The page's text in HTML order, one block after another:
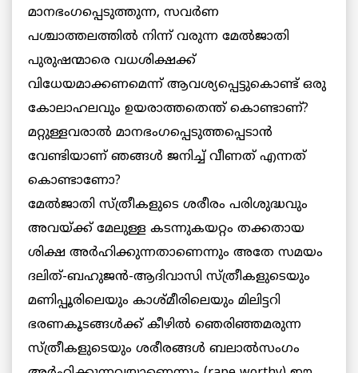
മാനഭംഗപ്പെടുത്തുന്ന, സവര്‍ണ
പശ്ചാത്തലത്തില്‍ നിന്ന് വരുന്ന മേല്‍ജാതി
പുരുഷന്മാരെ വധശിക്ഷക്ക്
വിധേയമാക്കണമെന്ന് ആവശ്യപ്പെട്ടുകൊണ്ട് ഒരു
കോലാഹലവും ഉയരാത്തതെന്ത് കൊണ്ടാണ്?
മറ്റുള്ളവരാല്‍ മാനഭംഗപ്പെടുത്തപ്പെടാന്‍
വേണ്ടിയാണ് ഞങ്ങള്‍ ജനിച്ച് വീണത് എന്നത്
കൊണ്ടാണോ?
മേല്‍ജാതി സ്ത്രീകളുടെ ശരീരം പരിശുദ്ധവും
അവയ്ക്ക് മേലുള്ള കടന്നുകയറ്റം തക്കതായ
ശിക്ഷ അര്‍ഹിക്കുന്നതാണെന്നും അതേ സമയം
ദലിത്-ബഹുജന്‍-ആദിവാസി സ്ത്രീകളുടെയും
മണിപ്പൂരിലെയും കാശ്മീരിലെയും മിലിട്ടറി
ഭരണകൂടങ്ങള്‍ക്ക് കീഴില്‍ ഞെരിഞ്ഞമരുന്ന
സ്ത്രീകളുടെയും ശരീരങ്ങള്‍ ബലാല്‍സംഗം